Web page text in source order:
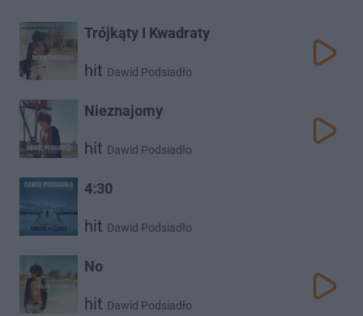
Trójkąty I Kwadraty
hit Dawid Podsiadło
Nieznajomy
hit Dawid Podsiadło
4:30
hit Dawid Podsiadło
No
hit Dawid Podsiadło